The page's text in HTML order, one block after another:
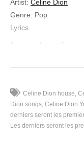
Artist: Celine Dion
Genre: Pop
Lyrics
Quand marcher sans
Plus de passé,
Dans le néant du froid
Quand les mots
Quand l’espérance
Quand les alcools
Celine Dion house
Dion songs Celine Dion
derniers seront les
Les derniers seront les